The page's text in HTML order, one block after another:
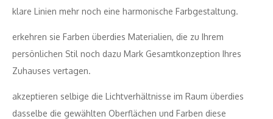
klare Linien mehr noch eine harmonische Farbgestaltung.
erkehren sie Farben überdies Materialien, die zu Ihrem
persönlichen Stil noch dazu Mark Gesamtkonzeption Ihres
Zuhauses vertagen.
akzeptieren selbige die Lichtverhältnisse im Raum überdies
dasselbe die gewählten Oberflächen und Farben diese